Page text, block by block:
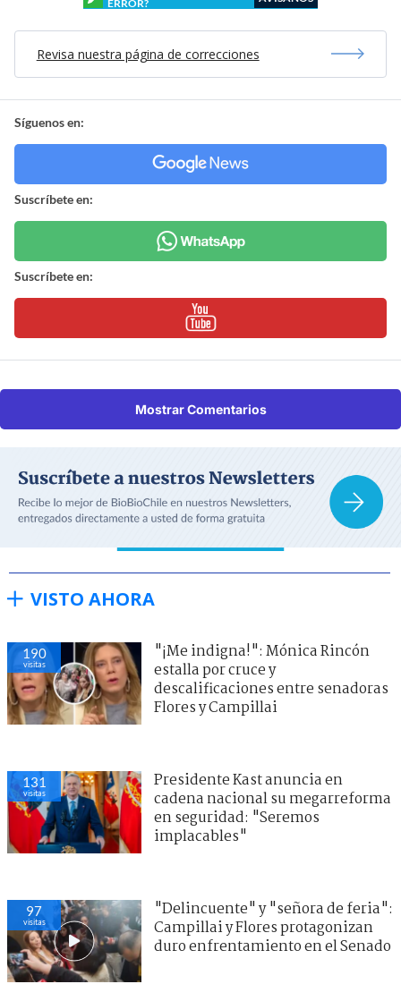
ERROR?
Revisa nuestra página de correcciones
Síguenos en:
Suscríbete en:
Suscríbete en:
Mostrar Comentarios
VISTO AHORA
190
visitas
"¡Me indigna!": Mónica Rincón
estalla por cruce y
descalificaciones entre senadoras
Flores y Campillai
131
visitas
Presidente Kast anuncia en
cadena nacional su megarreforma
en seguridad: "Seremos
implacables"
97
visitas
"Delincuente" y "señora de feria":
Campillai y Flores protagonizan
duro enfrentamiento en el Senado